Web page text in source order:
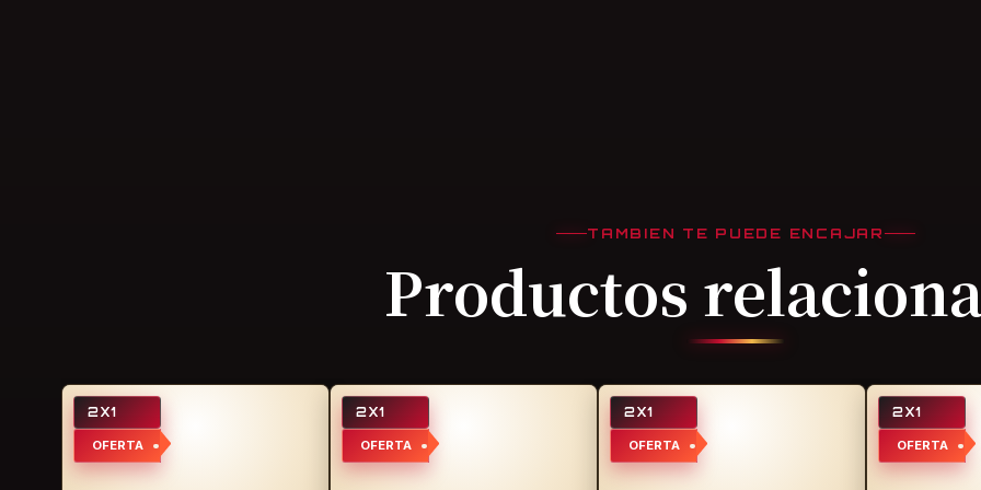
TAMBIEN TE PUEDE ENCAJAR
Productos
2X1
OFERTA
2X1
OFERTA
2X1
OFERTA
2X1
OFERTA